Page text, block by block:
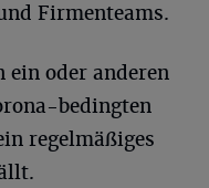
Firmenteams.
ein oder anderen
bedingten
regelmäßiges